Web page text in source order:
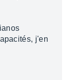
j'en